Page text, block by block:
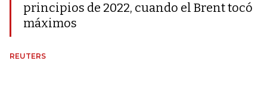
principios de 2022, cuando el Brent tocó
máximos
REUTERS